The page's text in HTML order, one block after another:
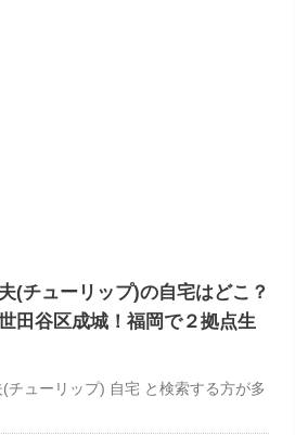
(チューリップ)の自宅はどこ？
田谷区成城！福岡で２拠点生
(チューリップ) 自宅 と検索する方が多